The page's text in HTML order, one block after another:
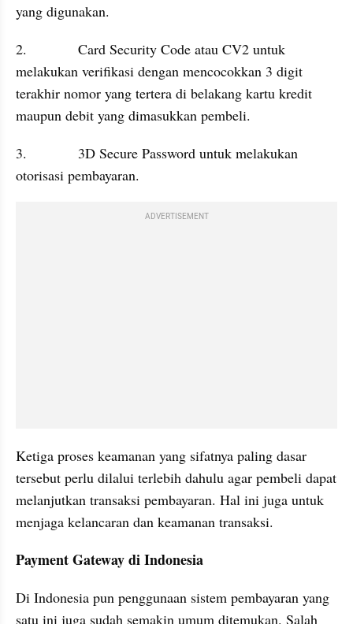
yang digunakan.
2.             Card Security Code atau CV2 untuk
melakukan verifikasi dengan mencocokkan 3 digit
terakhir nomor yang tertera di belakang kartu kredit
maupun debit yang dimasukkan pembeli.
3.             3D Secure Password untuk melakukan
otorisasi pembayaran.
ADVERTISEMENT
Ketiga proses keamanan yang sifatnya paling dasar
tersebut perlu dilalui terlebih dahulu agar pembeli dapat
melanjutkan transaksi pembayaran. Hal ini juga untuk
menjaga kelancaran dan keamanan transaksi.
Payment Gateway di Indonesia
Di Indonesia pun penggunaan sistem pembayaran yang
satu ini juga sudah semakin umum ditemukan. Salah